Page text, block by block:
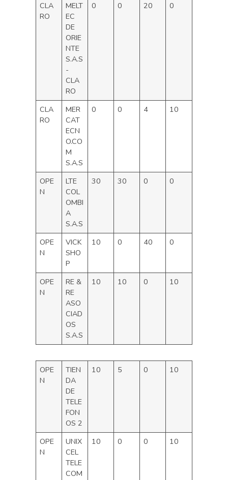
CLA
RO
MELT
EC
DE
ORIE
NTE
S.A.S
-
CLA
RO
0 0 20 0
CLA
RO
MER
CAT
ECN
O.CO
M
S.A.S
0 0 4 10
OPE
N
LTE
COL
OMBI
A
S.A.S
30 30 0 0
OPE
N
VICK
SHO
P
10 0 40 0
OPE
N
RE &
RE
ASO
CIAD
OS
S.A.S
10 10 0 10
OPE
N
TIEN
DA
DE
TELE
FON
OS 2
10 5 0 10
OPE
N
UNIX
CEL
TELE
COM
10 0 0 10